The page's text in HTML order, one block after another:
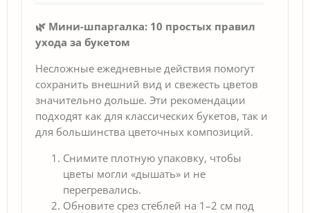
🌿 Мини-шпаргалка: 10 простых правил
ухода за букетом
Несложные ежедневные действия помогут
сохранить внешний вид и свежесть цветов
значительно дольше. Эти рекомендации
подходят как для классических букетов, так и
для большинства цветочных композиций.
Снимите плотную упаковку, чтобы
цветы могли «дышать» и не
перегревались.
Обновите срез стеблей на 1–2 см под